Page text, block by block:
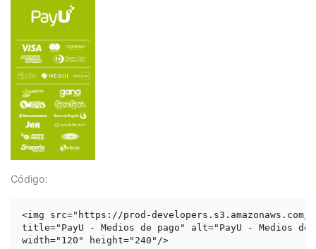
Código:
<img src="https://prod-developers.s3.amazonaws.com/
title="PayU - Medios de pago" alt="PayU - Medios de